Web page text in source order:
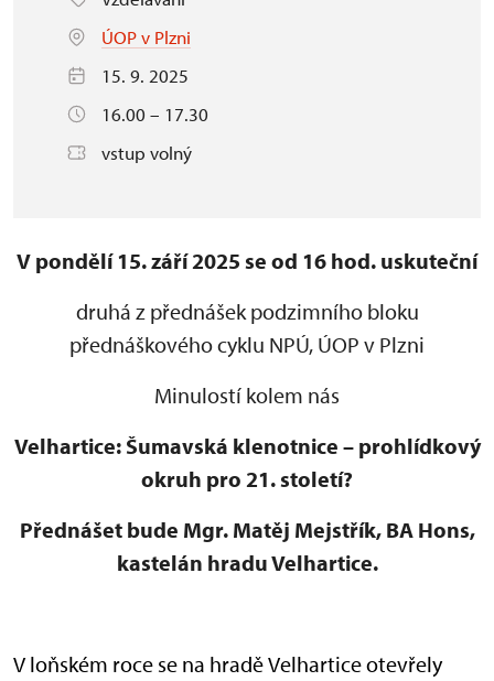
ÚOP v Plzni
15. 9. 2025
16.00 – 17.30
vstup volný
V pondělí 15. září 2025 se od 16 hod. uskuteční
druhá z přednášek podzimního bloku
přednáškového cyklu NPÚ, ÚOP v Plzni
Minulostí kolem nás
Velhartice: Šumavská klenotnice – prohlídkový
okruh pro 21. století?
Přednášet bude Mgr. Matěj Mejstřík, BA Hons,
kastelán hradu Velhartice.
V loňském roce se na hradě Velhartice otevřely